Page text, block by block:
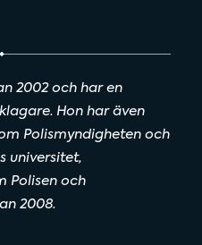
2002 och har en
Hon har även
Polismyndigheten och
universitet,
Polisen och
2008.